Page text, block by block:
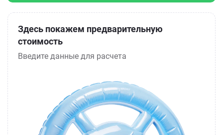
Здесь покажем предварительную
стоимость
Введите данные для расчета